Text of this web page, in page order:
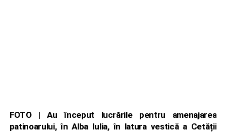
FOTO | Au început lucrările pentru amenajarea
patinoarului, în Alba Iulia, în latura vestică a Cetății